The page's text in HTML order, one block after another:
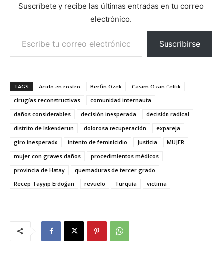
Suscríbete y recibe las últimas entradas en tu correo
electrónico.
Escribe tu correo electrónico…
Suscribirse
TAGS ácido en rostro Berfin Ozek
Casim Ozan Celtik
cirugías reconstructivas
comunidad internauta
daños considerables
decisión inesperada
decisión radical
distrito de Iskenderun
dolorosa recuperación
expareja
giro inesperado
intento de feminicidio Justicia
MUJER
mujer con graves daños
procedimientos médicos
provincia de Hatay
quemaduras de tercer grado
Recep Tayyip Erdoğan
revuelo Turquía victima